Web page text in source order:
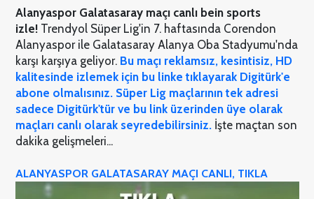
Alanyaspor Galatasaray maçı canlı bein sports
izle! Trendyol Süper Lig'in 7. haftasında Corendon
Alanyaspor ile Galatasaray Alanya Oba Stadyumu'nda
karşı karşıya geliyor. Bu maçı reklamsız, kesintisiz, HD
kalitesinde izlemek için bu linke tıklayarak Digitürk'e
abone olmalısınız. Süper Lig maçlarının tek adresi
sadece Digitürk'tür ve bu link üzerinden üye olarak
maçları canlı olarak seyredebilirsiniz.İşte maçtan son
dakika gelişmeleri...
ALANYASPOR GALATASARAY MAÇI CANLI, TIKLA